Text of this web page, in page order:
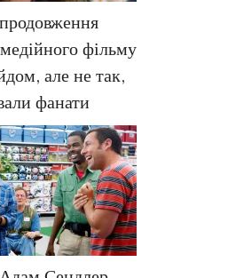
фільму
але не так,
фанати